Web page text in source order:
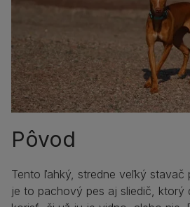
Pôvod
Tento ľahký, stredne veľký stavač
je to pachový pes aj sliedič, ktorý